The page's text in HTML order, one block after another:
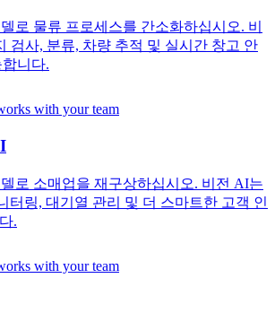
로 물류 프로세스를 간소화하십시오. 비
검사, 분류, 차량 추적 및 실시간 창고 안
니다.
로 소매업을 재구상하십시오. 비전 AI는
터링, 대기열 관리 및 더 스마트한 고객 인
.